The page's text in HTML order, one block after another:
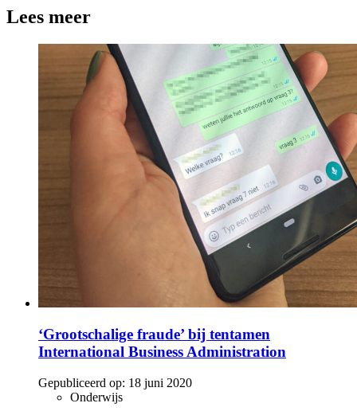
Lees meer
‘Grootschalige fraude’ bij tentamen
International Business Administration
Gepubliceerd op: 18 juni 2020
Onderwijs